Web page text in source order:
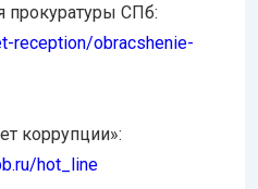
прокуратуры СПб:
reception/obracshenie-
коррупции»:
hot_line